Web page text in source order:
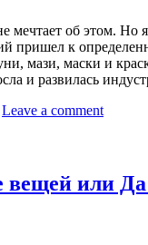
об этом. Но
пришел к
мази, маски и
и развилась
Leave a comment
или Да